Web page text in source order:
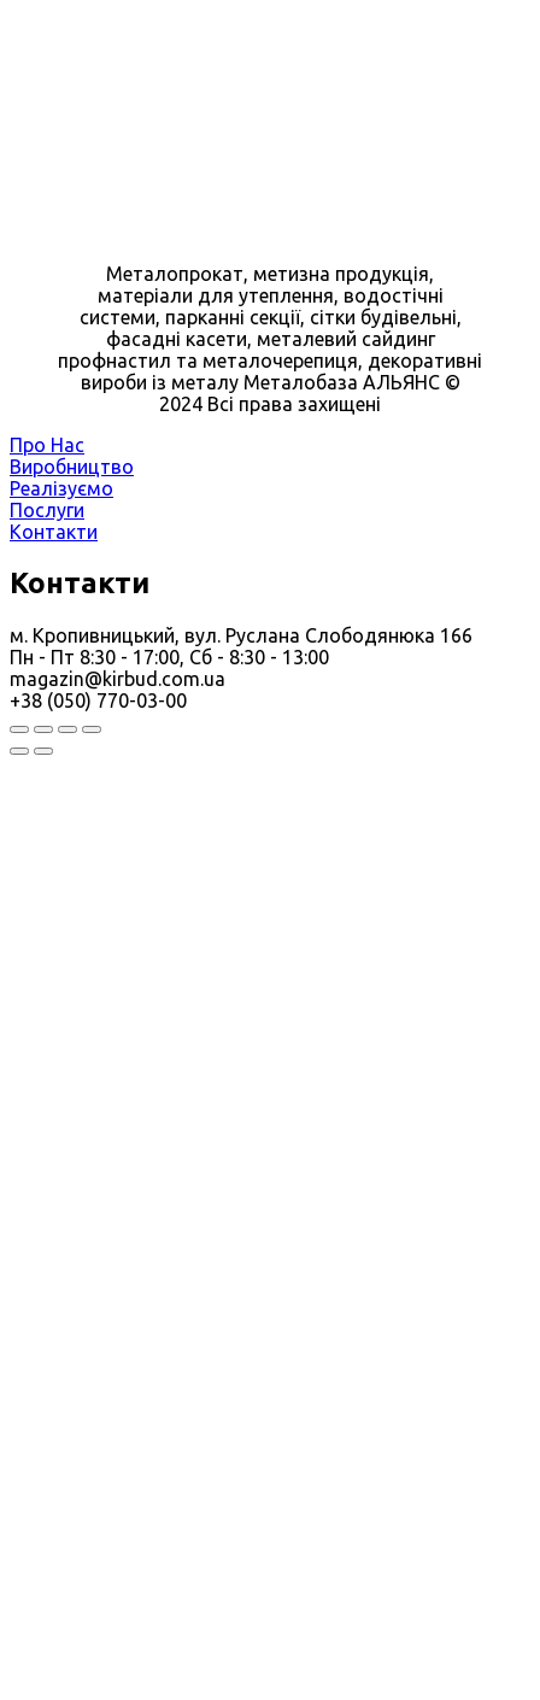
Металопрокат, метизна продукція,
матеріали для утеплення, водостічні
системи, парканні секції, сітки будівельні,
фасадні касети, металевий сайдинг
профнастил та металочерепиця, декоративні
вироби із металу Металобаза АЛЬЯНС ©
2024 Всі права захищені
Про Нас
Виробництво
Реалізуємо
Послуги
Контакти
Контакти
м. Кропивницький, вул. Руслана Слободянюка 166
Пн - Пт 8:30 - 17:00, Сб - 8:30 - 13:00
magazin@kirbud.com.ua
+38 (050) 770-03-00